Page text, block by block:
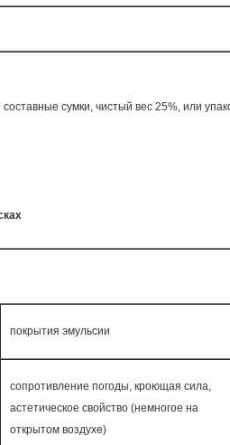
сумки, чистый вес 25%, или
покрытия эмульсии
сопротивление погоды, кроющая сила,
астетическое свойство (немногое на
открытом воздухе)